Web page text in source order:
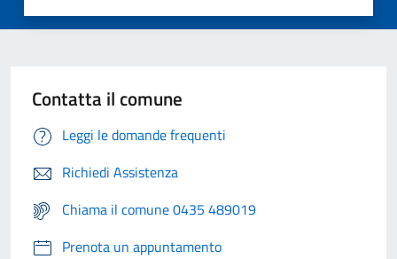
Contatta il comune
Leggi le domande frequenti
Richiedi Assistenza
Chiama il comune 0435 489019
Prenota un appuntamento